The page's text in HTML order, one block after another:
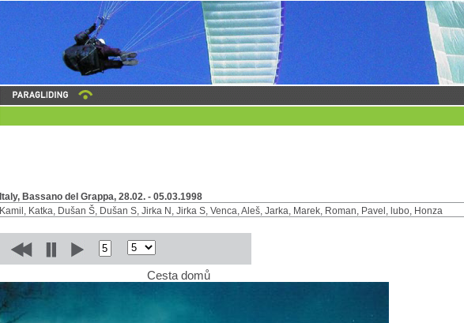
Italy, Bassano del Grappa, 28.02. - 05.03.1998
Kamil, Katka, Dušan Š, Dušan S, Jirka N, Jirka S, Venca, Aleš, Jarka, Marek, Roman, Pavel, lubo, Honza
Cesta domů